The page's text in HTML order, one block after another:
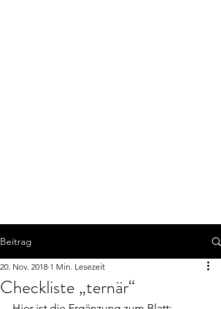
Beitrag
Checkliste „ternär“
20. Nov. 2018 1 Min. Lesezeit